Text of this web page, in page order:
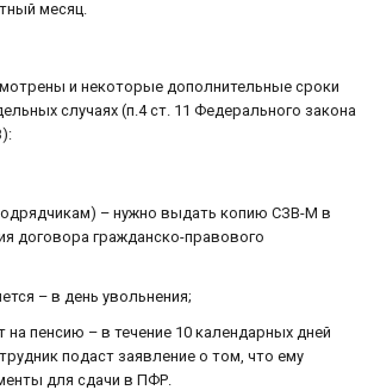
месяц.
и некоторые дополнительные сроки
случаях (п.4 ст. 11 Федерального закона
– нужно выдать копию СЗВ-М в
договора гражданско-правового
– в день увольнения;
на пенсию – в течение 10 календарных дней
подаст заявление о том, что ему
для сдачи в ПФР.